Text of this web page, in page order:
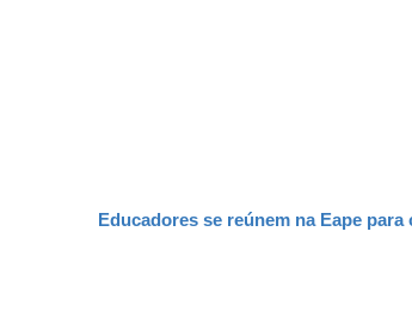
Educadores se reúnem na Eape